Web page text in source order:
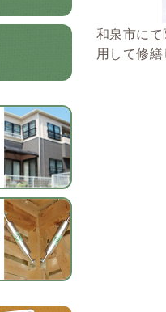
和泉市に
用して修